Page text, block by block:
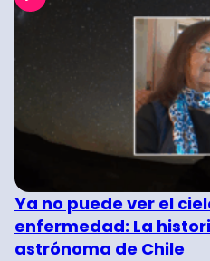
Ya no puede ver el
enfermedad: La
astrónoma de Chile